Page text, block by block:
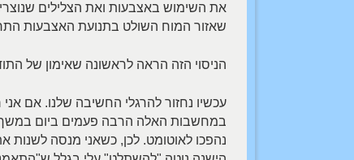
שאזור המוח השולט בתנועת האצבעות
הניסוי הזה הראה לראשונה שאימון של
עכשיו נחזור להרגלי החשיבה שלנו. אם
במחשבות האלה הרבה פעמים ביום במשך
נהפכו לאוטומט. לכן, כשאני מנסה לשנות